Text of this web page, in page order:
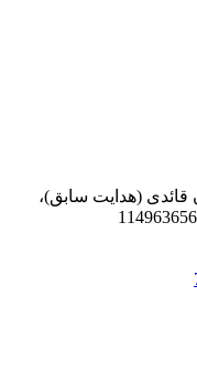
قائدی (هدایت سابق)،